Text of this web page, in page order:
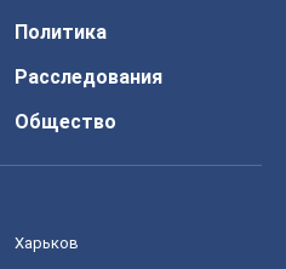
Политика
Расследования
Общество
Харьков